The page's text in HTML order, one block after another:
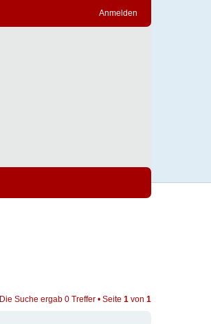
Anmelden
Die Suche ergab 0 Treffer • Seite 1 von 1